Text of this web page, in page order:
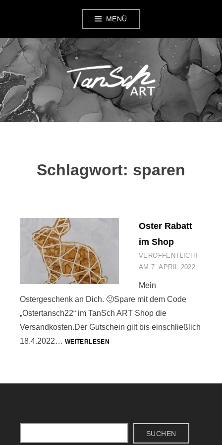
springen
MENÜ
TANSCH ART
Schlagwort: sparen
Oster Rabatt
im Shop
VERÖFFENTLICHT
AM7. APRIL 2022
Mein
Ostergeschenk an Dich. 🙂Spare mit dem Code
„Ostertansch22“ im TanSch ART Shop die
Versandkosten.Der Gutschein gilt bis einschließlich
18.4.2022… WEITERLESENOSTER
SUCHEN